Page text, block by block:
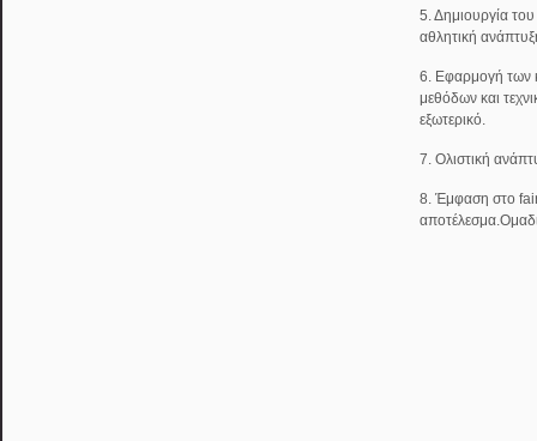
5. Δημιουργία
αθλητική
6. Εφαρμογή των
μεθόδων και
εξωτερικό.
7. Ολιστική
8. Έμφαση στο fair